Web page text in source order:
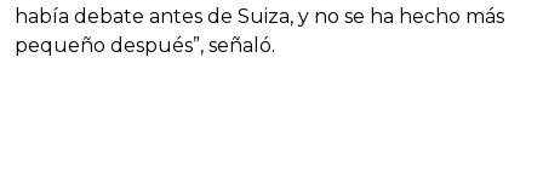
había debate antes de Suiza, y no se ha hecho más
pequeño después”, señaló.